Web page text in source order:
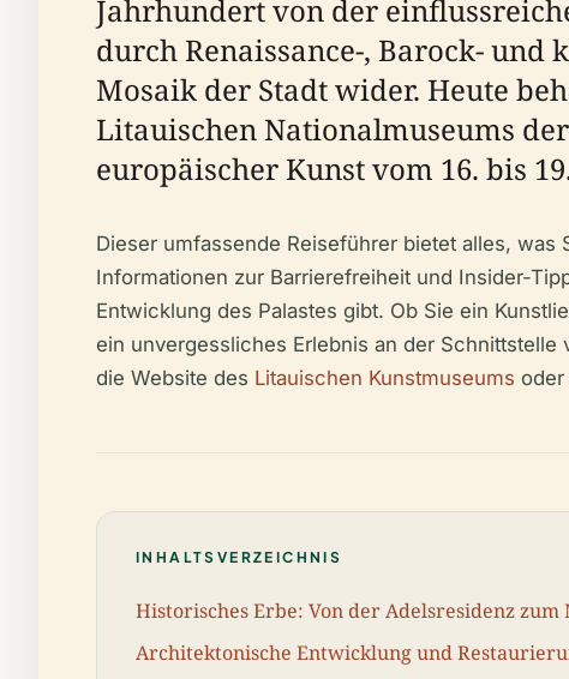
Jahrhundert von der
durch Renaissance-, Barock- und
Mosaik der Stadt wider. Heute
Litauischen Nationalmuseums
europäischer Kunst vom 16. bis
Dieser umfassende Reiseführer bietet alles,
Informationen zur Barrierefreiheit und Insider-
Entwicklung des Palastes gibt. Ob Sie ein
ein unvergessliches Erlebnis an der
die Website des Litauischen Kunstmuseums oder
INHALTSVERZEICHNIS
Historisches Erbe: Von der Adelsresidenz zum
Architektonische Entwicklung und